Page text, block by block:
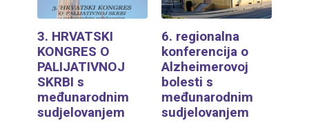
3. HRVATSKI
KONGRES O
PALIJATIVNOJ
SKRBI s
međunarodnim
sudjelovanjem
6. regionalna
konferencija o
Alzheimerovoj
bolesti s
međunarodnim
sudjelovanjem